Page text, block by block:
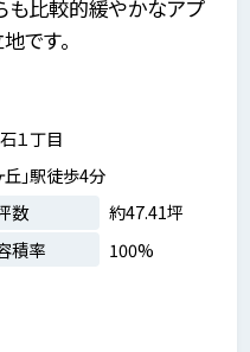
も比較的緩やかなアプ
です。
１丁目
」駅徒歩4分
数
約47.41坪
積率 100%